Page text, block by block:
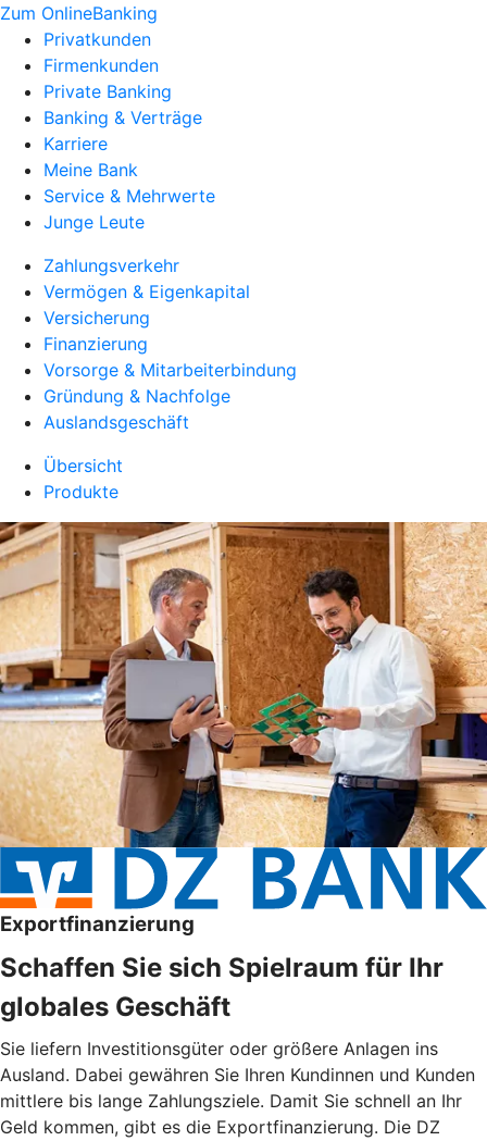
Zum OnlineBanking
Privatkunden
Firmenkunden
Private Banking
Banking & Verträge
Karriere
Meine Bank
Service & Mehrwerte
Junge Leute
Zahlungsverkehr
Vermögen & Eigenkapital
Versicherung
Finanzierung
Vorsorge & Mitarbeiterbindung
Gründung & Nachfolge
Auslandsgeschäft
Übersicht
Produkte
Exportfinanzierung
Schaffen Sie sich Spielraum für Ihr
globales Geschäft
Sie liefern Investitionsgüter oder größere Anlagen ins
Ausland. Dabei gewähren Sie Ihren Kundinnen und Kunden
mittlere bis lange Zahlungsziele. Damit Sie schnell an Ihr
Geld kommen, gibt es die Exportfinanzierung. Die DZ